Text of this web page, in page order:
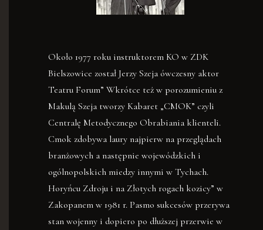
Około 1977 roku instruktorem KO w ZDK
Bielszowice został Jerzy Szeja ówczesny aktor
Teatru Forum” Wkrótce też w porozumieniu z
Makulą Szeja tworzy Kabaret „CMOK” czyli
Centralę Metodycznego Obrabiania klienteli.
Cmok zdobywa laury najpierw na przeglądach
branżowych a następnie wojewódzkich i
ogólnopolskich miedzy innymi w Tychach.
Horyńcu Zdroju i na Złotych rogach kozicy” w
Zakopanem w 1981 r. Pasmo sukcesów przerywa
stan wojenny i dopiero po dłuższej przerwie w